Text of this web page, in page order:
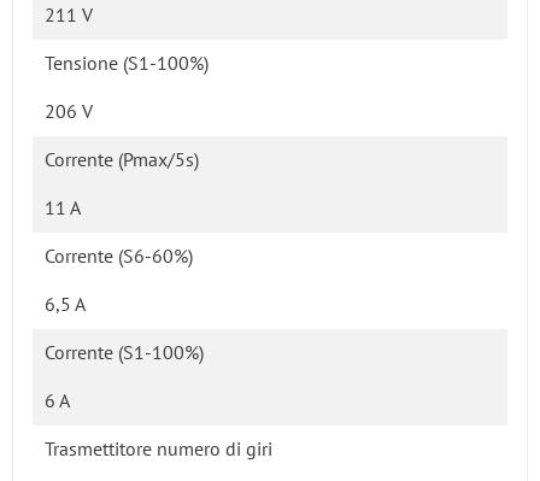
211 V
Tensione (S1-100%)
206 V
Corrente (Pmax/5s)
11 A
Corrente (S6-60%)
6,5 A
Corrente (S1-100%)
6 A
Trasmettitore numero di giri